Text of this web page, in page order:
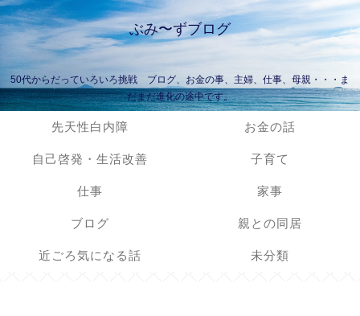
ぶみ〜ずブログ
50代からだっていろいろ挑戦 ブログ、お金の事、主婦、仕事、母親・・・ま
だまだ進化の途中です。
先天性白内障 お金の話
自己啓発・生活改善 子育て
仕事 家事
ブログ 親との同居
近ごろ気になる話 未分類